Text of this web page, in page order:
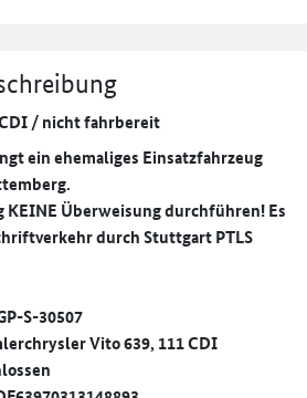
/ nicht fahrbereit
ein ehemaliges Einsatzfahrzeug
KEINE Überweisung durchführen! Es
durch Stuttgart PTLS
S-30507
Vito 639, 111 CDI